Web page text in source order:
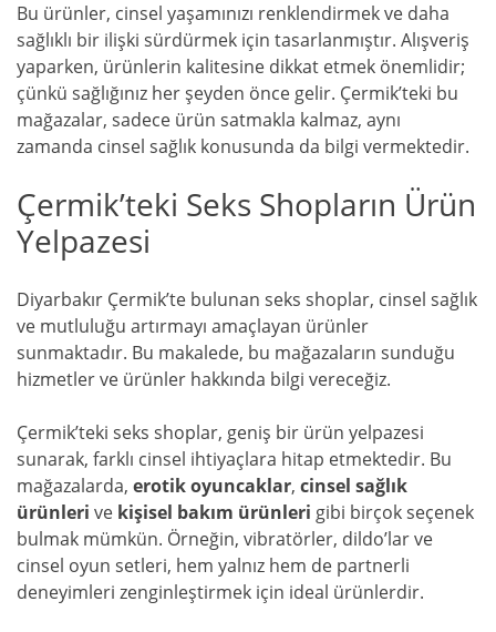
Bu ürünler, cinsel yaşamınızı renklendirmek ve daha
sağlıklı bir ilişki sürdürmek için tasarlanmıştır. Alışveriş
yaparken, ürünlerin kalitesine dikkat etmek önemlidir;
çünkü sağlığınız her şeyden önce gelir. Çermik’teki bu
mağazalar, sadece ürün satmakla kalmaz, aynı
zamanda cinsel sağlık konusunda da bilgi vermektedir.
Çermik’teki Seks Shopların Ürün
Yelpazesi
Diyarbakır Çermik’te bulunan seks shoplar, cinsel sağlık
ve mutluluğu artırmayı amaçlayan ürünler
sunmaktadır. Bu makalede, bu mağazaların sunduğu
hizmetler ve ürünler hakkında bilgi vereceğiz.
Çermik’teki seks shoplar, geniş bir ürün yelpazesi
sunarak, farklı cinsel ihtiyaçlara hitap etmektedir. Bu
mağazalarda, erotik oyuncaklar, cinsel sağlık
ürünleri ve kişisel bakım ürünleri gibi birçok seçenek
bulmak mümkün. Örneğin, vibratörler, dildo’lar ve
cinsel oyun setleri, hem yalnız hem de partnerli
deneyimleri zenginleştirmek için ideal ürünlerdir.